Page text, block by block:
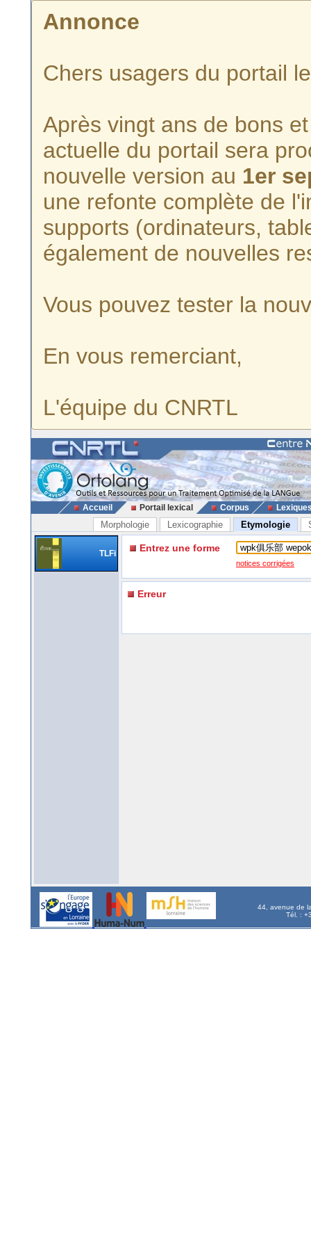
Annonce
Chers usagers du portail
Après vingt ans de bons
actuelle du portail sera
nouvelle version au 1er
une refonte complète de
supports (ordinateurs,
également de nouvelles
Vous pouvez tester la
En vous remerciant,
L'équipe du CNRTL
Accueil Portail lexical Corpus
Morphologie Lexicographie Etymologie
TLFi Entrez une forme
notices corrigées
Erreur
44, avenue de
Tél. :